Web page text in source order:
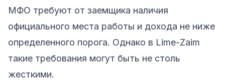
МФО требуют от заемщика наличия
официального места работы и дохода не ниже
определенного порога. Однако в Lime-Zaim
такие требования могут быть не столь
жесткими.